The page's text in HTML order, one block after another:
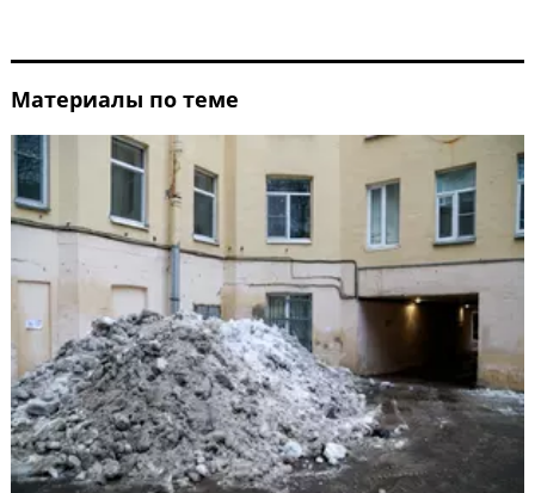
Материалы по теме